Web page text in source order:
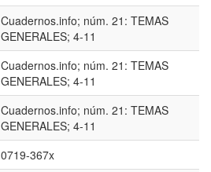
Cuadernos.info; núm. 21: TEMAS
GENERALES; 4-11
Cuadernos.info; núm. 21: TEMAS
GENERALES; 4-11
Cuadernos.info; núm. 21: TEMAS
GENERALES; 4-11
0719-367x